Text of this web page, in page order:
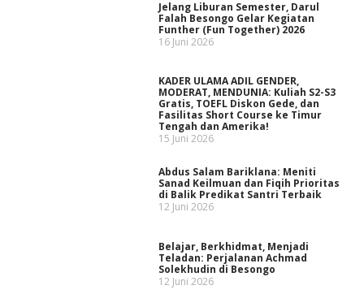
Jelang Liburan Semester, Darul
Falah Besongo Gelar Kegiatan
Funther (Fun Together) 2026
16 Juni 2026
KADER ULAMA ADIL GENDER,
MODERAT, MENDUNIA: Kuliah S2-S3
Gratis, TOEFL Diskon Gede, dan
Fasilitas Short Course ke Timur
Tengah dan Amerika!
15 Juni 2026
Abdus Salam Bariklana: Meniti
Sanad Keilmuan dan Fiqih Prioritas
di Balik Predikat Santri Terbaik
12 Juni 2026
Belajar, Berkhidmat, Menjadi
Teladan: Perjalanan Achmad
Solekhudin di Besongo
12 Juni 2026